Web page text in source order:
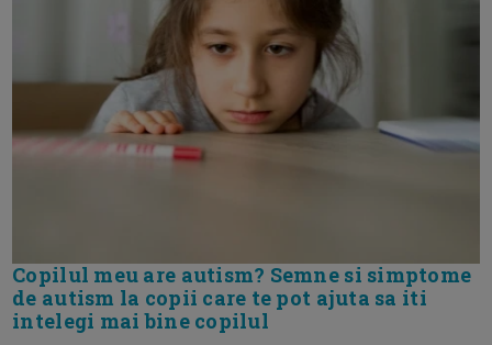
Copilul meu are autism? Semne si simptome
de autism la copii care te pot ajuta sa iti
intelegi mai bine copilul